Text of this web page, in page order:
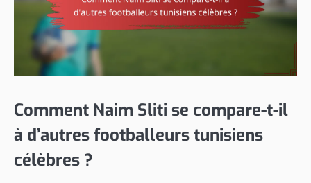
Comment Naim Sliti se compare-t-il
à d’autres footballeurs tunisiens
célèbres ?